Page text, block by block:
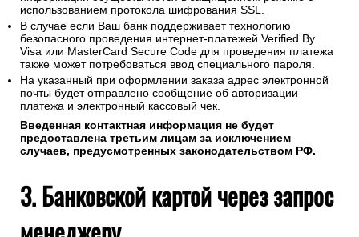
использованием протокола шифрования SSL.
В случае если Ваш банк поддерживает технологию
безопасного проведения интернет-платежей Verified By
Visa или MasterCard Secure Code для проведения платежа
также может потребоваться ввод специального пароля.
На указанный при оформлении заказа адрес электронной
почты будет отправлено сообщение об авторизации
платежа и электронный кассовый чек.
Введенная контактная информация не будет
предоставлена третьим лицам за исключением
случаев, предусмотренных законодательством РФ.
3. Банковской картой через запрос